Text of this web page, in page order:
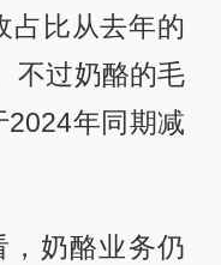
占比从去年的
不过奶酪的毛
2024年同期减
，奶酪业务仍